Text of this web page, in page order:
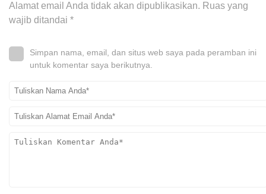
Alamat email Anda tidak akan dipublikasikan. Ruas yang
wajib ditandai *
Simpan nama, email, dan situs web saya pada peramban ini
untuk komentar saya berikutnya.